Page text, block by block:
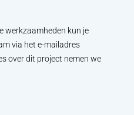
werkzaamheden kun je
via het e-mailadres
nieuw tabblad)
over dit project nemen we